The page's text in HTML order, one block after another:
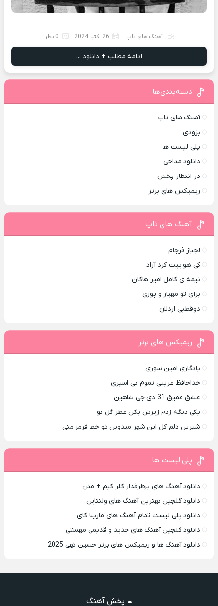
آهنگ های تاپ 26 اکتبر 2024 0 نظر
ادامه مطلب + دانلود ...
دسته‌بندی‌ها
آهنگ های تاپ
بزودی
پلی لیست ها
دانلود مداحی
در انتظار پخش
ریمیکس های برتر
آهنگ های تاپ
لجباز فرجام
کی هواییت کرد آراد
نیمه ی کامل امیر هاکان
برای تو مهیار و پوری
دوقطبی اردلان
ریمیکس های برتر
یادگاری امین سوری
خداحافظ غریبی تموم بی اسیری
عشق عمیق 31 دی جی شاهین
یکی دیگه زدم زیرش بکن عطر گل بو
شیرین دلم کل این شهر میدونن تو خط قرمز منی
پلی لیست ها
دانلود آهنگ های پرطرفدار کلر کیم + متن
دانلود گلچین بهترین آهنگ های ولنتاین
دانلود پلی لیست تمام آهنگ های مارینا کای
دانلود گلچین آهنگ های جدید و قدیمی مهستی
دانلود آهنگ ها و ریمیکس های برتر حسین تهی 2025
پخش آهنگ